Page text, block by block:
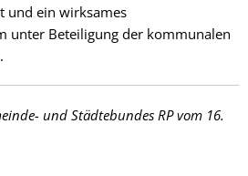
und ein wirksames
unter Beteiligung der kommunalen
und Städtebundes RP vom 16.